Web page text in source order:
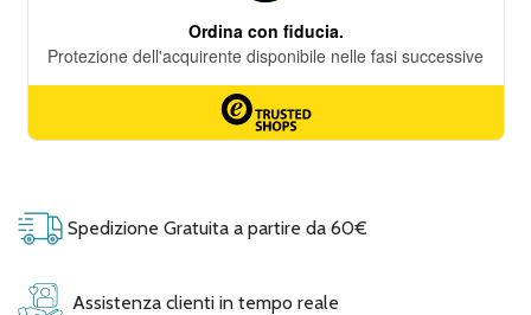
Spedizione Gratuita a partire da 60€
Assistenza clienti in tempo reale